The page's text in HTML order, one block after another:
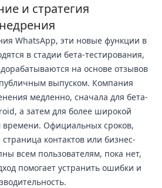
и стратегия
WhatsApp, эти новые функции в
в стадии бета-тестирования,
на основе отзывов
выпуском. Компания
медленно, сначала для бета-
а затем для более широкой
времени. Официальных сроков,
контактов или бизнес-
всем пользователям, пока нет,
помогает устранить ошибки и